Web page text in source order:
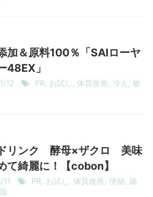
加＆原料100％「SAIローヤ
48EX」
12 PR お試し 体質改善 冷え
敏
リンク 酵母×ザクロ 美味
て綺麗に！【cobon】
11 PR お試し 体質改善 便秘 腸